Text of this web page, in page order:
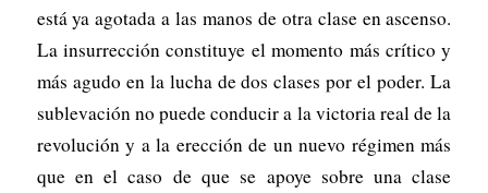
está ya agotada a las manos de otra clase en ascenso.
La insurrección constituye el momento más crítico y
más agudo en la lucha de dos clases por el poder. La
sublevación no puede conducir a la victoria real de la
revolución y a la erección de un nuevo régimen más
que en el caso de que se apoye sobre una clase